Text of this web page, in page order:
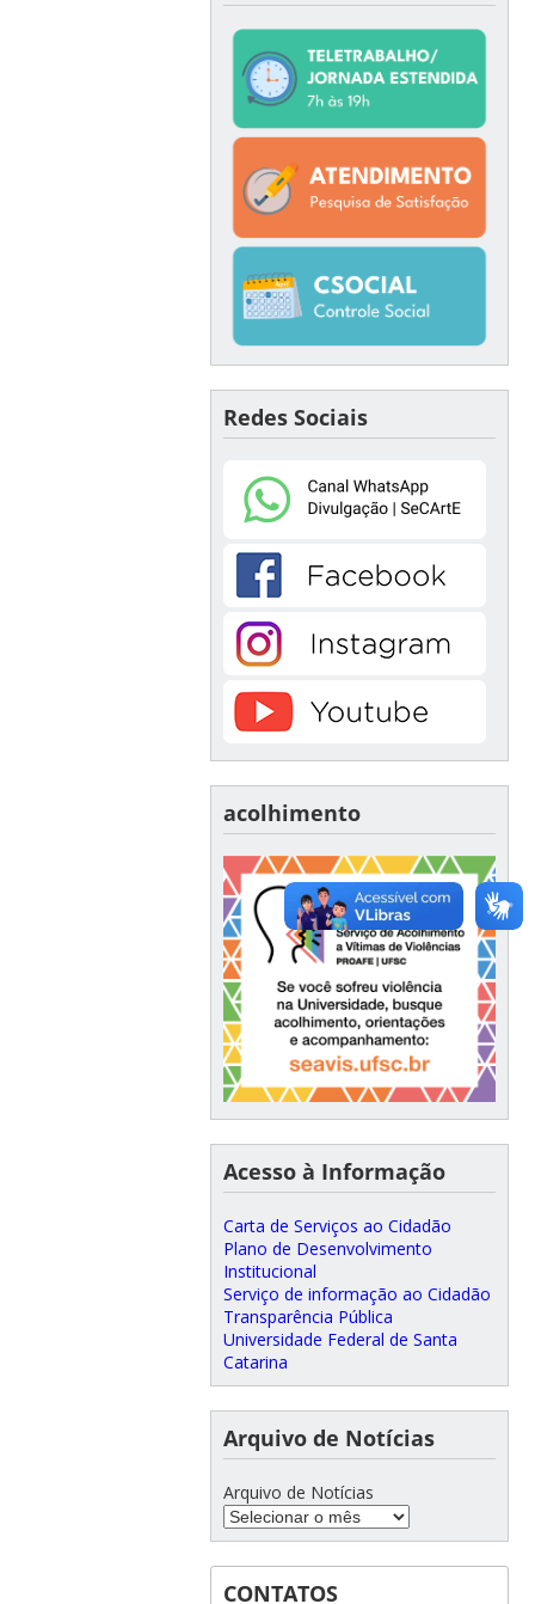
Redes Sociais
acolhimento
Acesso à Informação
Carta de Serviços ao Cidadão
Plano de Desenvolvimento
Institucional
Serviço de informação ao Cidadão
Transparência Pública
Universidade Federal de Santa
Catarina
Arquivo de Notícias
Arquivo de Notícias
CONTATOS